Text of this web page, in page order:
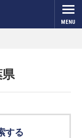
MENU
する